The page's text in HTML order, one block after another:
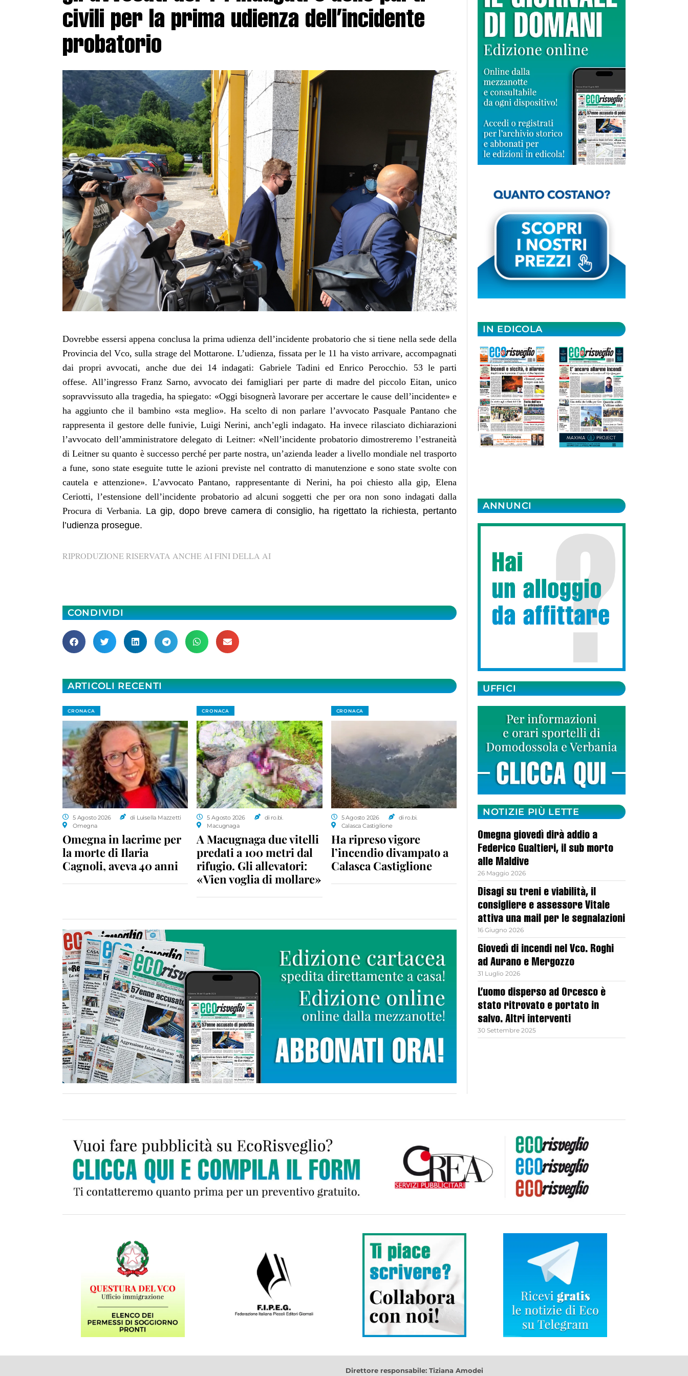
civili per la prima udienza dell’incidente
probatorio
Dovrebbe essersi appena conclusa la prima udienza dell’incidente probatorio che si tiene nella sede della
Provincia del Vco, sulla strage del Mottarone. L’udienza, fissata per le 11 ha visto arrivare, accompagnati
dai propri avvocati, anche due dei 14 indagati: Gabriele Tadini ed Enrico Perocchio. 53 le parti
offese. All’ingresso Franz Sarno, avvocato dei famigliari per parte di madre del piccolo Eitan, unico
sopravvissuto alla tragedia, ha spiegato: «Oggi bisognerà lavorare per accertare le cause dell’incidente» e
ha aggiunto che il bambino «sta meglio». Ha scelto di non parlare l’avvocato Pasquale Pantano che
rappresenta il gestore delle funivie, Luigi Nerini, anch’egli indagato. Ha invece rilasciato dichiarazioni
l’avvocato dell’amministratore delegato di Leitner: «Nell’incidente probatorio dimostreremo l’estraneità
di Leitner su quanto è successo perché per parte nostra, un’azienda leader a livello mondiale nel trasporto
a fune, sono state eseguite tutte le azioni previste nel contratto di manutenzione e sono state svolte con
cautela e attenzione». L’avvocato Pantano, rappresentante di Nerini, ha poi chiesto alla gip, Elena
Ceriotti, l’estensione dell’incidente probatorio ad alcuni soggetti che per ora non sono indagati dalla
Procura di Verbania. La gip, dopo breve camera di consiglio, ha rigettato la richiesta, pertanto
l’udienza prosegue.
RIPRODUZIONE RISERVATA ANCHE AI FINI DELLA AI
CONDIVIDI
ARTICOLI RECENTI
CRONACA
5 Agosto 2026
di Luisella Mazzetti
Omegna
Omegna in lacrime per
la morte di Ilaria
Cagnoli, aveva 40 anni
CRONACA
5 Agosto 2026
di ro.bi.
Macugnaga
A Macugnaga due vitelli
predati a 100 metri dal
rifugio. Gli allevatori:
«Vien voglia di mollare»
CRONACA
5 Agosto 2026
di ro.bi.
Calasca Castiglione
Ha ripreso vigore
l’incendio divampato a
Calasca Castiglione
IN EDICOLA
ANNUNCI
UFFICI
NOTIZIE PIÙ LETTE
Omegna giovedì dirà addio a
Federico Gualtieri, il sub morto
alle Maldive
26 Maggio 2026
Disagi su treni e viabilità, il
consigliere e assessore Vitale
attiva una mail per le segnalazioni
16 Giugno 2026
Giovedì di incendi nel Vco. Roghi
ad Aurano e Mergozzo
31 Luglio 2026
L’uomo disperso ad Orcesco è
stato ritrovato e portato in
salvo. Altri interventi
30 Settembre 2025
Direttore responsabile: Tiziana Amodei